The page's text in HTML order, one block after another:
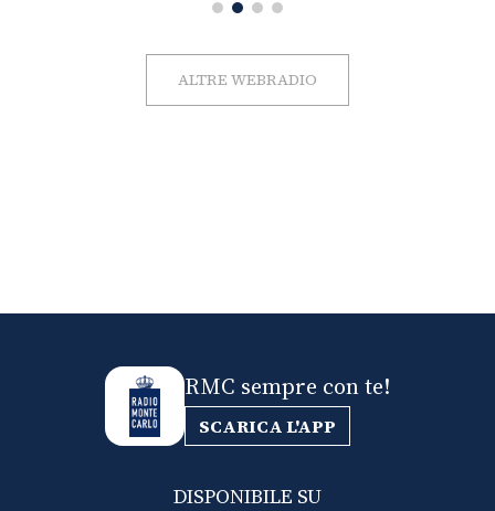
ALTRE WEBRADIO
RMC sempre con te!
SCARICA L'APP
DISPONIBILE SU